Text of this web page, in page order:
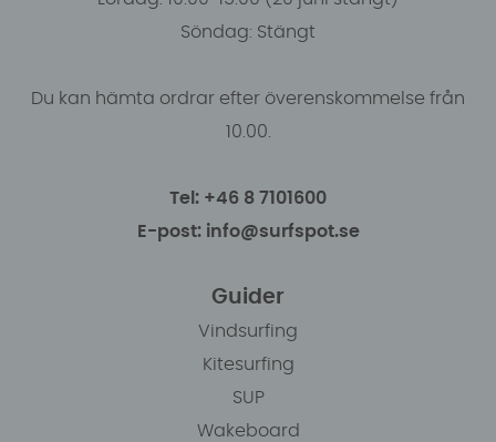
Söndag: Stängt
Du kan hämta ordrar efter överenskommelse från
10.00.
Tel: +46 8 7101600
E-post: info@surfspot.se
Guider
Vindsurfing
Kitesurfing
SUP
Wakeboard